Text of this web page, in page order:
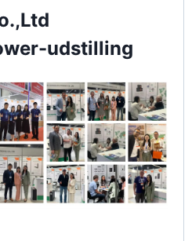
udstilling